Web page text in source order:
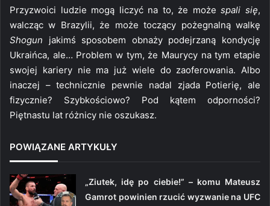
Przyzwoici ludzie mogą liczyć na to, że możespali się,
walcząc w Brazylii, że może toczący pożegnalną walkę
Shogun jakimś sposobem obnaży podejrzaną kondycję
Ukraińca, ale… Problem w tym, że Maurycy na tym etapie
swojej kariery nie ma już wiele do zaoferowania. Albo
inaczej – technicznie pewnie nadal zjada Potierię, ale
fizycznie? Szybkościowo? Pod kątem odporności?
Piętnastu lat różnicy nie oszukasz.
POWIĄZANE ARTYKUŁY
„Ziutek, idę po ciebie!” – komu Mateusz
Gamrot powinien rzucić wyzwanie na UFC